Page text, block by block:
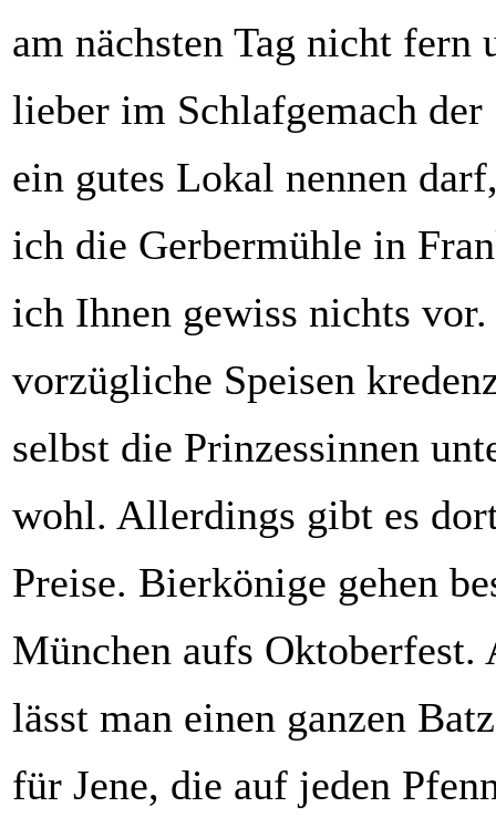
am nächsten Tag nicht fern
lieber im Schlafgemach der
ein gutes Lokal nennen
ich die Gerbermühle in
ich Ihnen gewiss nichts
vorzügliche Speisen
selbst die Prinzessinnen
wohl. Allerdings gibt es
Preise. Bierkönige gehen
München aufs Oktoberfest.
lässt man einen ganzen
für Jene, die auf jeden